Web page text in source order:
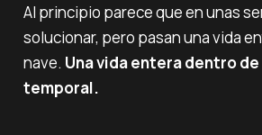
Al principio parece que en unas
solucionar, pero pasan una vida
nave. Una vida entera dentro
temporal.